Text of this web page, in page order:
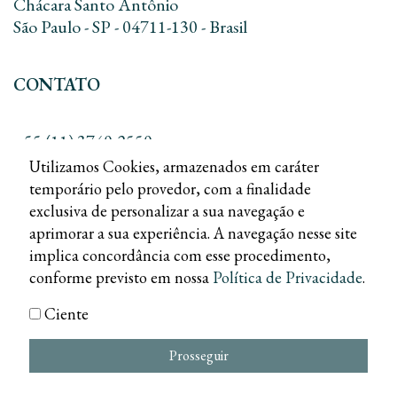
São Paulo - SP - 04711-130 - Brasil
CONTATO
+55 (11) 3740-2550
+55 (11) 3168-8010
contato@dreadv.com.br
Desenvolvido por
Utilizamos Cookies, armazenados em caráter
temporário pelo provedor, com a finalidade
exclusiva de personalizar a sua navegação e
aprimorar a sua experiência. A navegação nesse site
implica concordância com esse procedimento,
conforme previsto em nossa Política de Privacidade.
Ciente
Prosseguir